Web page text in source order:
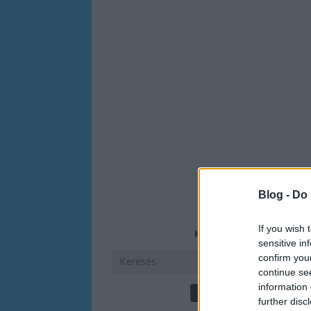
Blog -
If you wish
sensitive
confirm
continue
information
further
KERESÉS